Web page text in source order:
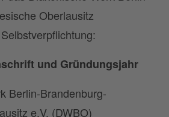
Oberlausitz
und Gründungsjahr
Berlin-Brandenburg-
e.V. (DWBO)